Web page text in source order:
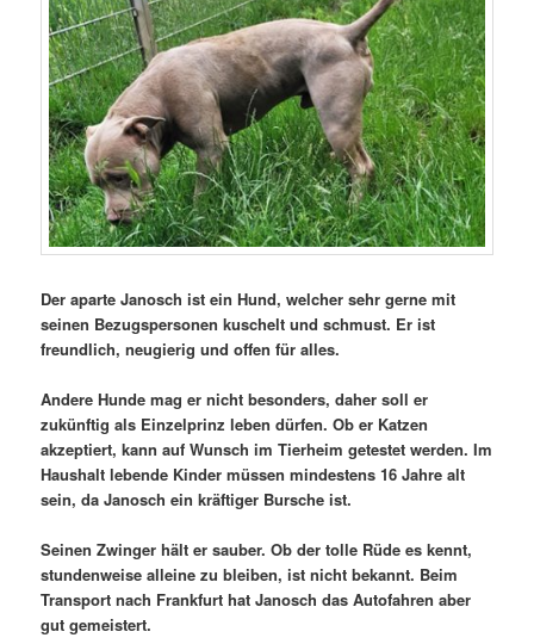
Der aparte Janosch ist ein Hund, welcher sehr gerne mit
seinen Bezugspersonen kuschelt und schmust. Er ist
freundlich, neugierig und offen für alles.
Andere Hunde mag er nicht besonders, daher soll er
zukünftig als Einzelprinz leben dürfen. Ob er Katzen
akzeptiert, kann auf Wunsch im Tierheim getestet werden. Im
Haushalt lebende Kinder müssen mindestens 16 Jahre alt
sein, da Janosch ein kräftiger Bursche ist.
Seinen Zwinger hält er sauber. Ob der tolle Rüde es kennt,
stundenweise alleine zu bleiben, ist nicht bekannt. Beim
Transport nach Frankfurt hat Janosch das Autofahren aber
gut gemeistert.